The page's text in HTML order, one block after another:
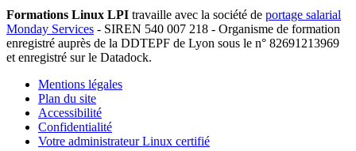
Formations Linux LPI travaille avec la société de portage salarial
Monday Services - SIREN 540 007 218 - Organisme de formation
enregistré auprès de la DDTEPF de Lyon sous le n° 82691213969
et enregistré sur le Datadock.
Mentions légales
Plan du site
Accessibilité
Confidentialité
Votre administrateur Linux certifié